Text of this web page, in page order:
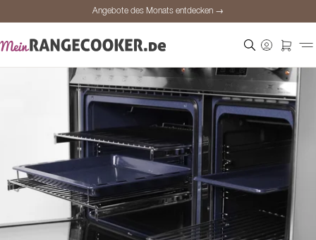
Angebote des Monats entdecken →
Preisgarantie
Persönliche Beratung
Angebote des Monats entdecken →